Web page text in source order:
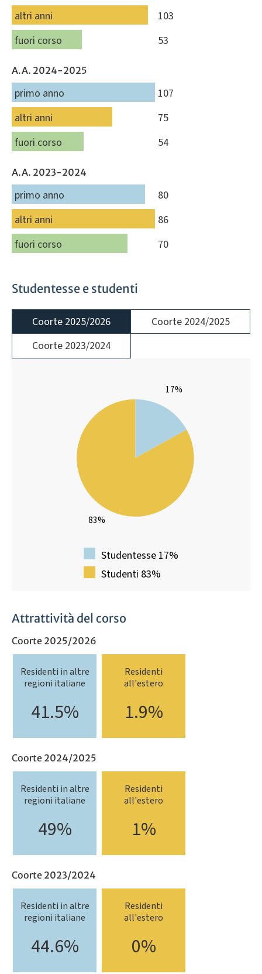
altri anni
103
fuori corso
53
A.A. 2024-2025
primo anno
107
altri anni
75
fuori corso
54
A.A. 2023-2024
primo anno
80
altri anni
86
fuori corso
70
Studentesse e studenti
Coorte 2025/2026
Coorte 2024/2025
Coorte 2023/2024
17%
83%
Studentesse 17%
Studenti 83%
Attrattività del corso
Coorte 2025/2026
Residenti in altre
regioni italiane
41.5%
Residenti
all'estero
1.9%
Coorte 2024/2025
Residenti in altre
regioni italiane
49%
Residenti
all'estero
1%
Coorte 2023/2024
Residenti in altre
regioni italiane
44.6%
Residenti
all'estero
0%